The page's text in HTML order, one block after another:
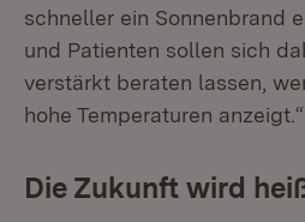
schneller ein Sonnenbrand
und Patienten sollen sich
verstärkt beraten lassen,
hohe Temperaturen anzeigt.“
Die Zukunft wird